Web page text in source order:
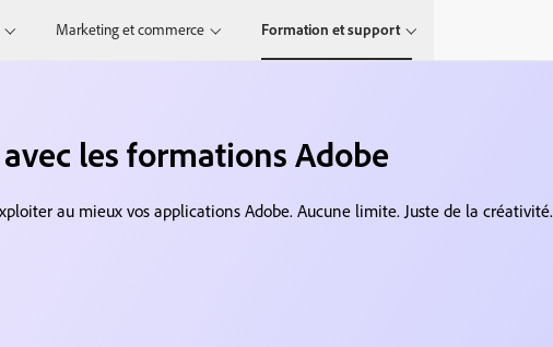
Marketing et commerce Formation et support
les formations Adobe
au mieux vos applications Adobe. Aucune limite. Juste de la créativité.